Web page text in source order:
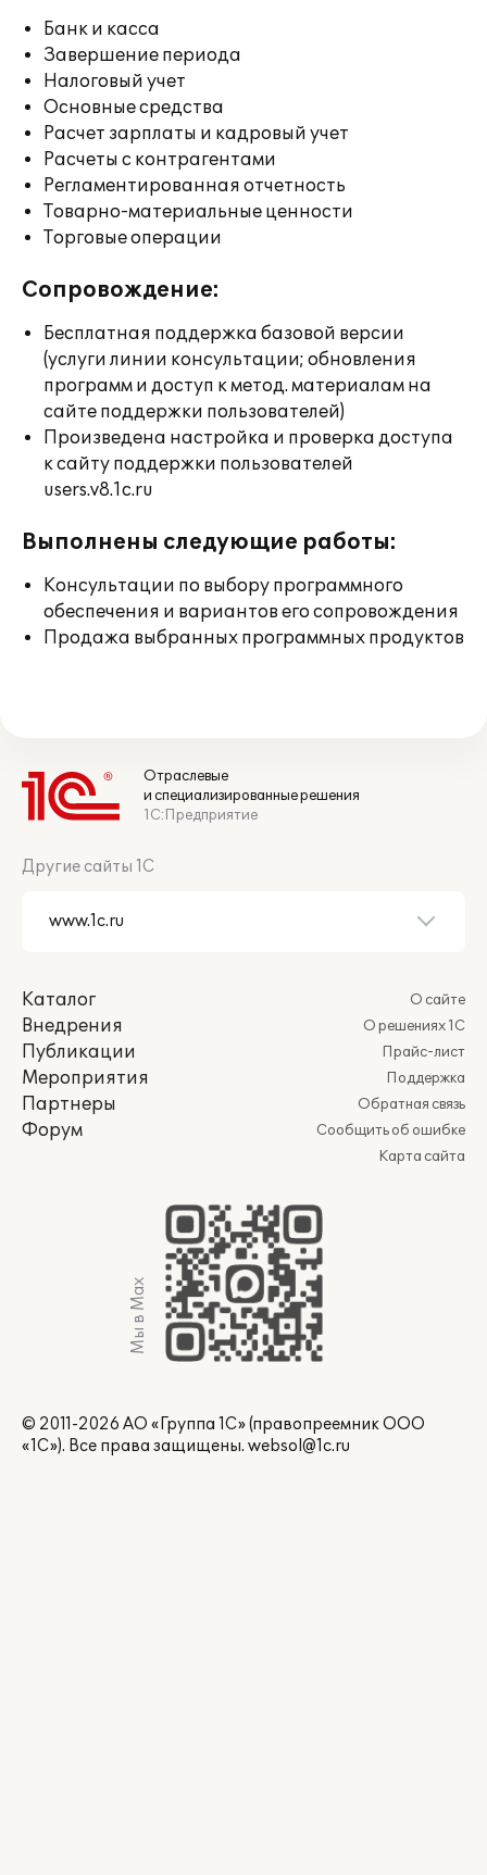
Банк и касса
Завершение периода
Налоговый учет
Основные средства
Расчет зарплаты и кадровый учет
Расчеты с контрагентами
Регламентированная отчетность
Товарно-материальные ценности
Торговые операции
Сопровождение:
Бесплатная поддержка базовой версии
(услуги линии консультации; обновления
программ и доступ к метод. материалам на
сайте поддержки пользователей)
Произведена настройка и проверка доступа
к сайту поддержки пользователей
users.v8.1c.ru
Выполнены следующие работы:
Консультации по выбору программного
обеспечения и вариантов его сопровождения
Продажа выбранных программных продуктов
Отраслевые
и специализированные решения
1С:Предприятие
Другие сайты 1С
Каталог
Внедрения
Публикации
Мероприятия
Партнеры
Форум
О сайте
О решениях 1С
Прайс-лист
Поддержка
Обратная связь
Сообщить об ошибке
Карта сайта
Мы в Max
© 2011-2026 АО «Группа 1С» (правопреемник ООО
«1С»). Все права защищены. websol@1c.ru